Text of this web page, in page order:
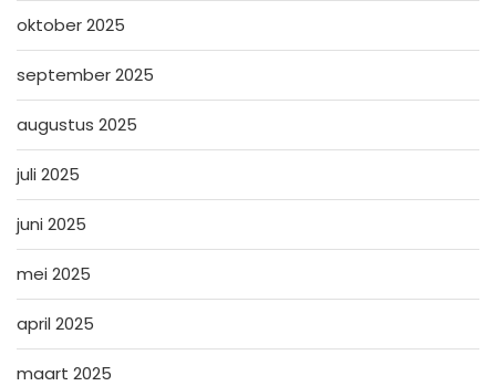
oktober 2025
september 2025
augustus 2025
juli 2025
juni 2025
mei 2025
april 2025
maart 2025